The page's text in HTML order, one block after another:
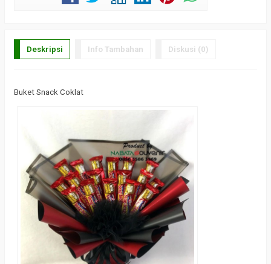
Deskripsi Info Tambahan Diskusi (0)
Buket Snack Coklat